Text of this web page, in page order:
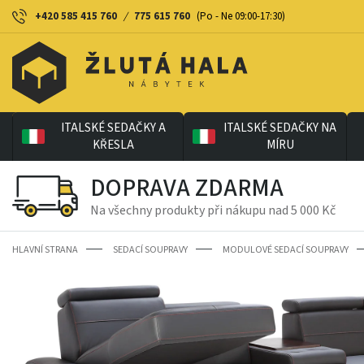
+420 585 415 760 / 775 615 760 (Po - Ne 09:00-17:30)
ITALSKÉ SEDAČKY A
KŘESLA
ITALSKÉ SEDAČKY NA
MÍRU
DOPRAVA ZDARMA
Na všechny produkty při nákupu nad 5 000 Kč
HLAVNÍ STRANA SEDACÍ SOUPRAVY MODULOVÉ SEDACÍ SOUPRAVY